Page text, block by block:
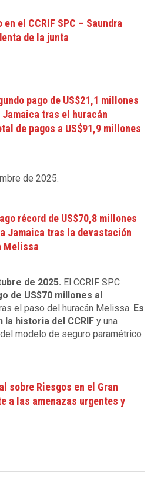
el CCRIF SPC – Saundra
de la junta
pago de US$21,1 millones
tras el huracán
de pagos a US$91,9 millones
de 2025.
récord de US$70,8 millones
Jamaica tras la devastación
Melissa
de 2025. El CCRIF SPC
de US$70 millones al
el paso del huracán Melissa. Es
la historia del CCRIF y una
modelo de seguro paramétrico
sobre Riesgos en el Gran
a las amenazas urgentes y